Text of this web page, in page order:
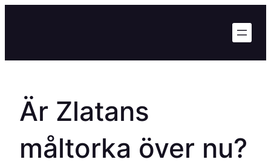
Är Zlatans
måltorka över nu?